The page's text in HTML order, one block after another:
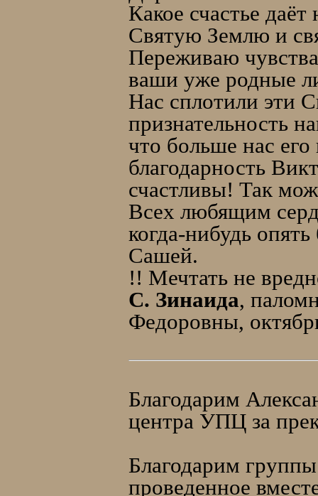
Какое счастье
Святую Землю и
Переживаю
ваши уже родные
Нас сплотили эти
признательность
что больше нас
благодарность
счастливы! Так
Всех любящим
когда-нибудь
Сашей.
!! Мечтать не
С. Зинаида,
Федоровны,
Благодарим
центра УПЦ за
Благодарим
проведенное